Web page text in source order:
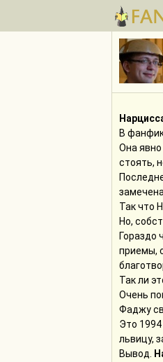
В
Она
стоять,
Так что
Но,
Гораздо
приемы,
Так ли
Очень
Фаджу
Это
львицу,
Вывод.